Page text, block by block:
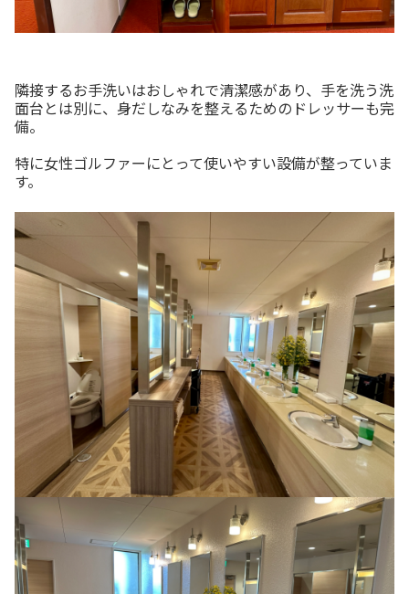
隣接するお手洗いはおしゃれで清潔感があり、手を洗う洗
面台とは別に、身だしなみを整えるためのドレッサーも完
備。
特に女性ゴルファーにとって使いやすい設備が整っていま
す。